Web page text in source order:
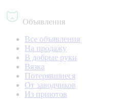
Объявления
Все объявления
На продажу
В добрые руки
Вязка
Потерявшиеся
От заводчиков
Из приютов